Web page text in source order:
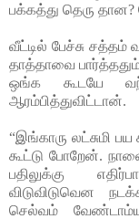
பக்கத்து தெரு
வீட்டில் பேச்சு
தாத்தாவை
ஒங்க கூடயே
ஆரம்பித்துவிட்டான்.
“இங்காரு லட்சுமி
கூட்டு போறேன்.
பதிலுக்கு
விடுவிடுவென
செல்வம்